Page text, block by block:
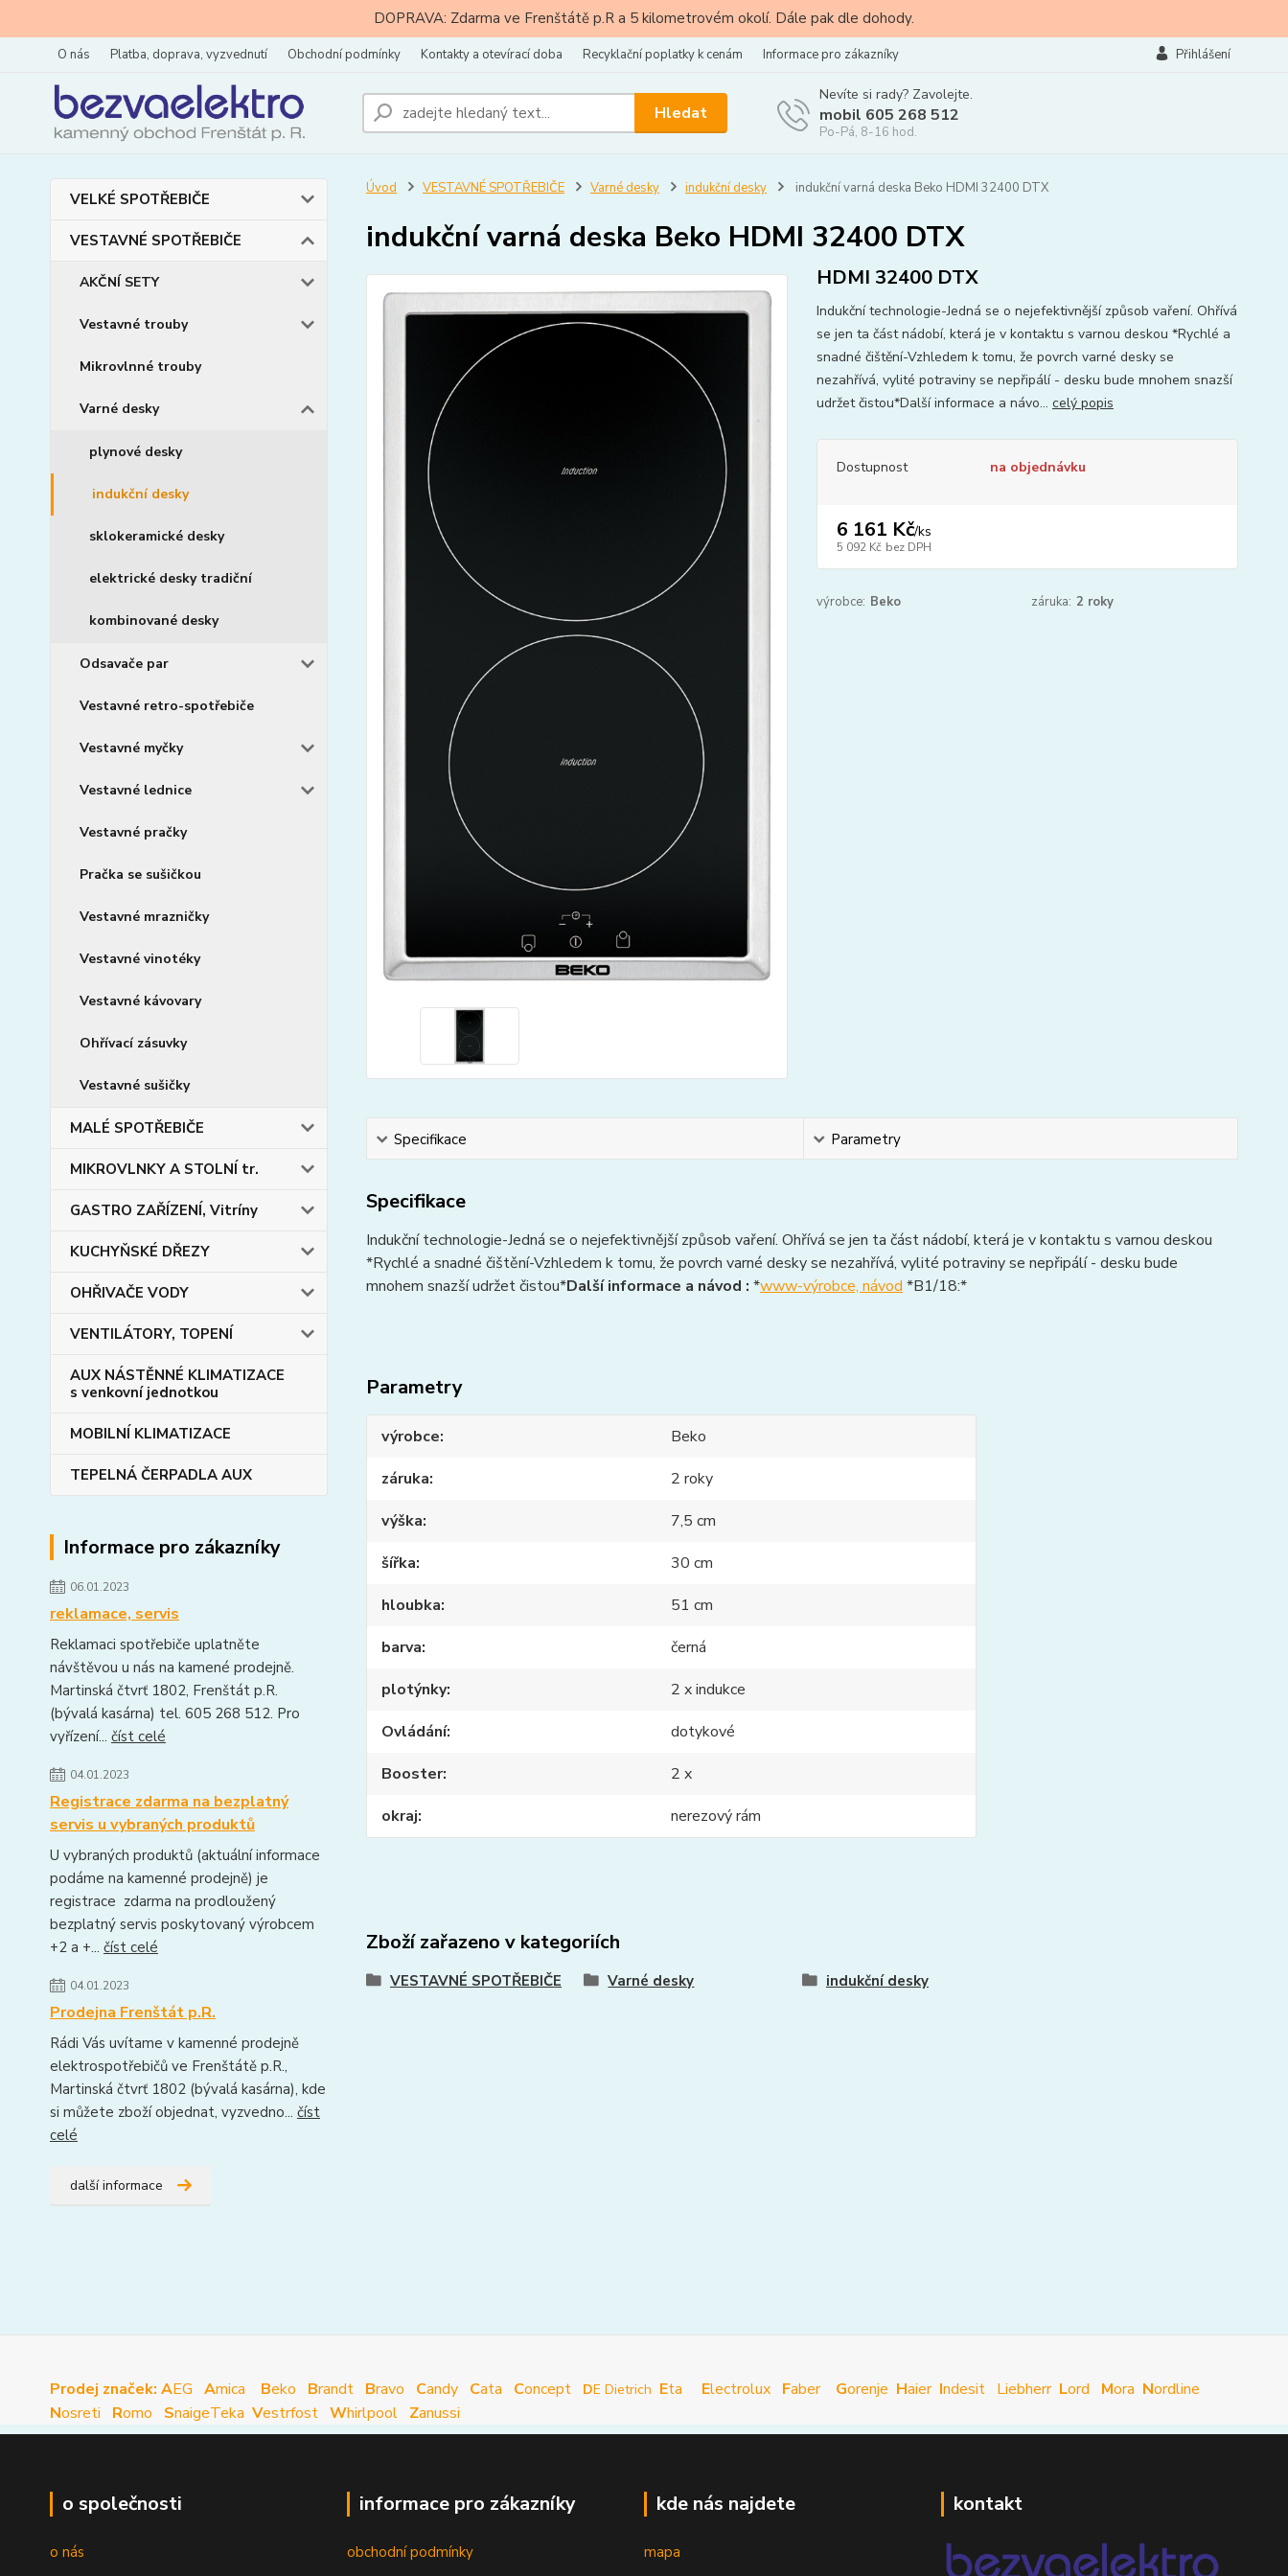
DOPRAVA: Zdarma ve Frenštátě p.R a 5 kilometrovém okolí. Dále pak dle dohody.
O nás Platba, doprava, vyzvednutí Obchodní podmínky Kontakty a otevírací doba Recyklační poplatky k cenám Informace pro zákazníky Přihlášení
Hledat
Nevíte si rady? Zavolejte.
mobil 605 268 512
Po-Pá, 8-16 hod.
VELKÉ SPOTŘEBIČE
VESTAVNÉ SPOTŘEBIČE
AKČNÍ SETY
Vestavné trouby
Mikrovlnné trouby
Varné desky
plynové desky
indukční desky
sklokeramické desky
elektrické desky tradiční
kombinované desky
Odsavače par
Vestavné retro-spotřebiče
Vestavné myčky
Vestavné lednice
Vestavné pračky
Pračka se sušičkou
Vestavné mrazničky
Vestavné vinotéky
Vestavné kávovary
Ohřívací zásuvky
Vestavné sušičky
MALÉ SPOTŘEBIČE
MIKROVLNKY A STOLNÍ tr.
GASTRO ZAŘÍZENÍ, Vitríny
KUCHYŇSKÉ DŘEZY
OHŘIVAČE VODY
VENTILÁTORY, TOPENÍ
AUX NÁSTĚNNÉ KLIMATIZACE
s venkovní jednotkou
MOBILNÍ KLIMATIZACE
TEPELNÁ ČERPADLA AUX
Informace pro zákazníky
06.01.2023
reklamace, servis
Reklamaci spotřebiče uplatněte
návštěvou u nás na kamené prodejně.
Martinská čtvrť 1802, Frenštát p.R.
(bývalá kasárna) tel. 605 268 512. Pro
vyřízení... číst celé
04.01.2023
Registrace zdarma na bezplatný
servis u vybraných produktů
U vybraných produktů (aktuální informace
podáme na kamenné prodejně) je
registrace zdarma na prodloužený
bezplatný servis poskytovaný výrobcem
+2 a +... číst celé
04.01.2023
Prodejna Frenštát p.R.
Rádi Vás uvítame v kamenné prodejně
elektrospotřebičů ve Frenštátě p.R.,
Martinská čtvrť 1802 (bývalá kasárna), kde
si můžete zboží objednat, vyzvedno... číst
celé
další informace
Úvod VESTAVNÉ SPOTŘEBIČE Varné desky indukční desky indukční varná deska Beko HDMI 32400 DTX
indukční varná deska Beko HDMI 32400 DTX
HDMI 32400 DTX
Indukční technologie-Jedná se o nejefektivnější způsob vaření. Ohřívá
se jen ta část nádobí, která je v kontaktu s varnou deskou *Rychlé a
snadné čištění-Vzhledem k tomu, že povrch varné desky se
nezahřívá, vylité potraviny se nepřipálí - desku bude mnohem snazší
udržet čistou*Další informace a návo... celý popis
Dostupnost na objednávku
6 161 Kč/ks
5 092 Kč bez DPH
výrobce: Beko záruka: 2 roky
Specifikace Parametry
Specifikace
Indukční technologie-Jedná se o nejefektivnější způsob vaření. Ohřívá se jen ta část nádobí, která je v kontaktu s varnou deskou
*Rychlé a snadné čištění-Vzhledem k tomu, že povrch varné desky se nezahřívá, vylité potraviny se nepřipálí - desku bude
mnohem snazší udržet čistou*Další informace a návod : *www-výrobce, návod *B1/18:*
Parametry
výrobce
Beko
záruka
2 roky
výška
7,5 cm
šířka
30 cm
hloubka
51 cm
barva
černá
plotýnky
2 x indukce
Ovládání
dotykové
Booster
2 x
okraj
nerezový rám
Zboží zařazeno v kategoriích
VESTAVNÉ SPOTŘEBIČE Varné desky indukční desky
Prodej značek: AEG Amica Beko Brandt Bravo Candy Cata Concept DE Dietrich Eta Electrolux Faber Gorenje Haier Indesit Liebherr Lord Mora Nordline
Nosreti Romo SnaigeTeka Vestrfost Whirlpool Zanussi
o společnosti
o nás
informace pro zákazníky
obchodní podmínky
kde nás najdete
mapa
kontakt